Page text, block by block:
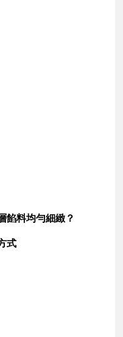
餡料均勻細緻？
式